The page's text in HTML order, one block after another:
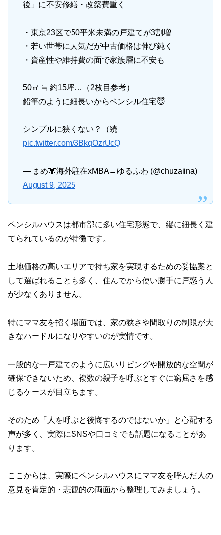
後」に不安修繕・改築費重く
・東京23区で50平米未満の戸建てが3割増
・若い世帯に人気だが中古価格は伸び鈍く
・資産性や維持費の面で家族層に不安も
50㎡ ≒ 約15坪…（2枚目参考）
鉛筆のように細長いからペンシル住宅😇
シンプルに狭くない？（続
pic.twitter.com/3BkqOzrUcQ
— まめ🐼海外駐在xMBA→ゆるふわ (@chuzaiina)
August 9, 2025
ペンシルハウスは都市部に多い住宅形態で、縦に細長く建
てられているのが特徴です。
土地価格の高いエリアで持ち家を実現するための妥協案と
して選ばれることも多く、住んでから使い勝手に戸惑う人
が少なくありません。
特にママ友を招く場面では、家の狭さや間取りの制限が大
きなハードルになりやすいのが実情です。
一般的な一戸建てのように広いリビングや開放的な空間が
確保できないため、複数の親子を呼ぶとすぐに窮屈さを感
じるケースが目立ちます。
そのため「人を呼ぶと後悔するのではないか」と心配する
声が多く、実際にSNSや口コミでも話題になることがあ
ります。
ここからは、実際にペンシルハウスにママ友を呼んだ人の
意見を肯定的・悲観的の両面から整理してみましょう。